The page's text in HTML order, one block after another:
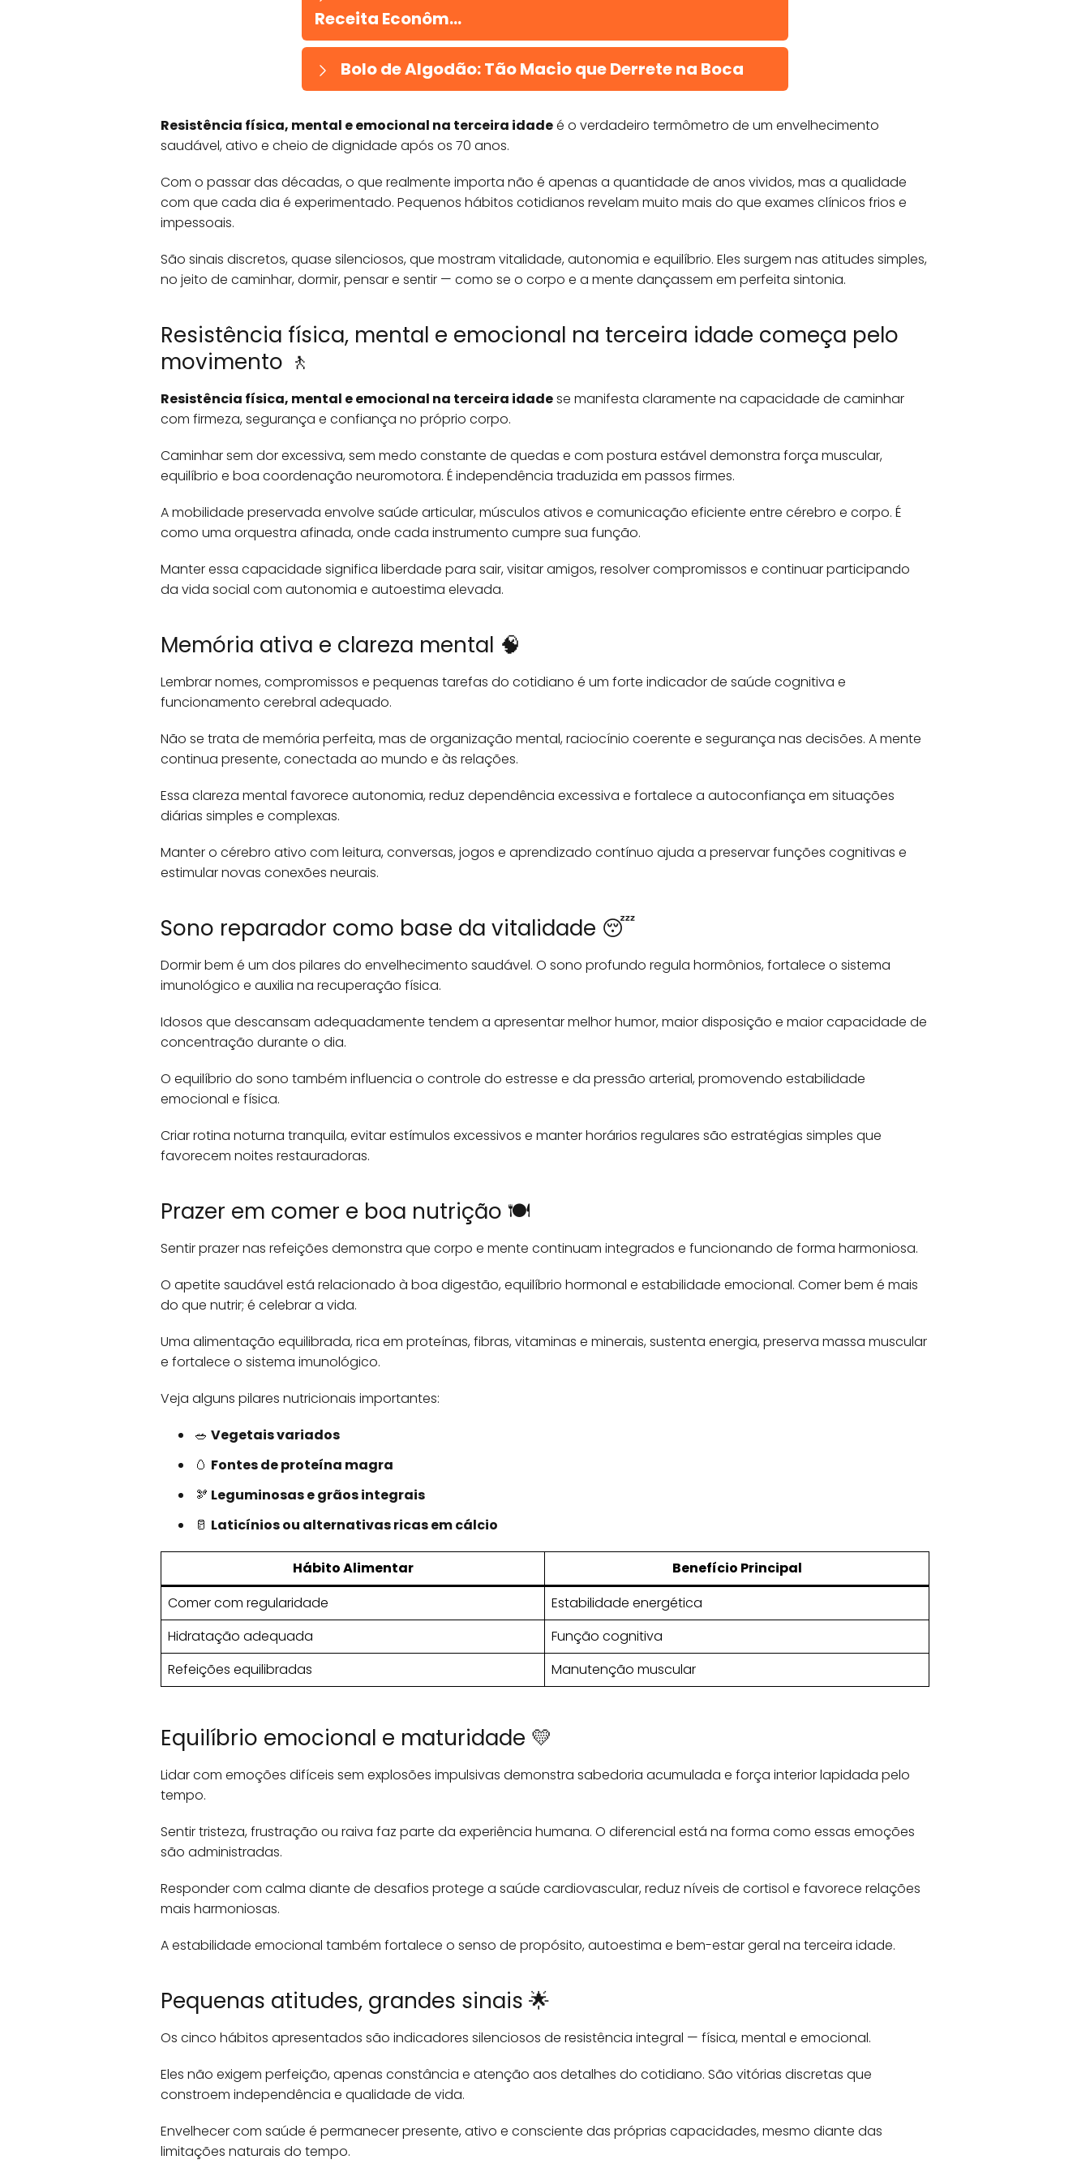
Receita Econôm...
Bolo de Algodão: Tão Macio que Derrete na Boca
Resistência física, mental e emocional na terceira idadeé o verdadeiro termômetro de um envelhecimento
saudável, ativo e cheio de dignidade após os 70 anos.
Com o passar das décadas, o que realmente importa não é apenas a quantidade de anos vividos, mas a qualidade
com que cada dia é experimentado. Pequenos hábitos cotidianos revelam muito mais do que exames clínicos frios e
impessoais.
São sinais discretos, quase silenciosos, que mostram vitalidade, autonomia e equilíbrio. Eles surgem nas atitudes simples,
no jeito de caminhar, dormir, pensar e sentir — como se o corpo e a mente dançassem em perfeita sintonia.
Resistência física, mental e emocional na terceira idade começa pelo
movimento 🚶
Resistência física, mental e emocional na terceira idadese manifesta claramente na capacidade de caminhar
com firmeza, segurança e confiança no próprio corpo.
Caminhar sem dor excessiva, sem medo constante de quedas e com postura estável demonstra força muscular,
equilíbrio e boa coordenação neuromotora. É independência traduzida em passos firmes.
A mobilidade preservada envolve saúde articular, músculos ativos e comunicação eficiente entre cérebro e corpo. É
como uma orquestra afinada, onde cada instrumento cumpre sua função.
Manter essa capacidade significa liberdade para sair, visitar amigos, resolver compromissos e continuar participando
da vida social com autonomia e autoestima elevada.
Memória ativa e clareza mental 🧠
Lembrar nomes, compromissos e pequenas tarefas do cotidiano é um forte indicador de saúde cognitiva e
funcionamento cerebral adequado.
Não se trata de memória perfeita, mas de organização mental, raciocínio coerente e segurança nas decisões. A mente
continua presente, conectada ao mundo e às relações.
Essa clareza mental favorece autonomia, reduz dependência excessiva e fortalece a autoconfiança em situações
diárias simples e complexas.
Manter o cérebro ativo com leitura, conversas, jogos e aprendizado contínuo ajuda a preservar funções cognitivas e
estimular novas conexões neurais.
Sono reparador como base da vitalidade 😴
Dormir bem é um dos pilares do envelhecimento saudável. O sono profundo regula hormônios, fortalece o sistema
imunológico e auxilia na recuperação física.
Idosos que descansam adequadamente tendem a apresentar melhor humor, maior disposição e maior capacidade de
concentração durante o dia.
O equilíbrio do sono também influencia o controle do estresse e da pressão arterial, promovendo estabilidade
emocional e física.
Criar rotina noturna tranquila, evitar estímulos excessivos e manter horários regulares são estratégias simples que
favorecem noites restauradoras.
Prazer em comer e boa nutrição 🍽️
Sentir prazer nas refeições demonstra que corpo e mente continuam integrados e funcionando de forma harmoniosa.
O apetite saudável está relacionado à boa digestão, equilíbrio hormonal e estabilidade emocional. Comer bem é mais
do que nutrir; é celebrar a vida.
Uma alimentação equilibrada, rica em proteínas, fibras, vitaminas e minerais, sustenta energia, preserva massa muscular
e fortalece o sistema imunológico.
Veja alguns pilares nutricionais importantes:
🥗 Vegetais variados
🥚 Fontes de proteína magra
🫘 Leguminosas e grãos integrais
🥛 Laticínios ou alternativas ricas em cálcio
Hábito Alimentar
Benefício Principal
Comer com regularidade
Estabilidade energética
Hidratação adequada
Função cognitiva
Refeições equilibradas
Manutenção muscular
Equilíbrio emocional e maturidade 💛
Lidar com emoções difíceis sem explosões impulsivas demonstra sabedoria acumulada e força interior lapidada pelo
tempo.
Sentir tristeza, frustração ou raiva faz parte da experiência humana. O diferencial está na forma como essas emoções
são administradas.
Responder com calma diante de desafios protege a saúde cardiovascular, reduz níveis de cortisol e favorece relações
mais harmoniosas.
A estabilidade emocional também fortalece o senso de propósito, autoestima e bem-estar geral na terceira idade.
Pequenas atitudes, grandes sinais 🌟
Os cinco hábitos apresentados são indicadores silenciosos de resistência integral — física, mental e emocional.
Eles não exigem perfeição, apenas constância e atenção aos detalhes do cotidiano. São vitórias discretas que
constroem independência e qualidade de vida.
Envelhecer com saúde é permanecer presente, ativo e consciente das próprias capacidades, mesmo diante das
limitações naturais do tempo.